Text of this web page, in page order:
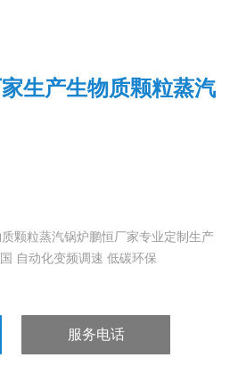
生产生物质颗粒蒸汽
颗粒蒸汽锅炉鹏恒厂家专业定制生产
自动化变频调速 低碳环保
服务电话